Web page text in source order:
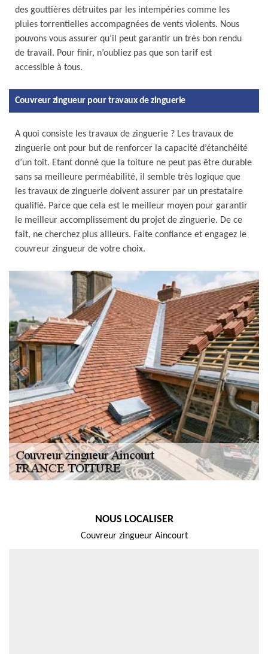
des gouttières détruites par les intempéries comme les
pluies torrentielles accompagnées de vents violents. Nous
pouvons vous assurer qu’il peut garantir un très bon rendu
de travail. Pour finir, n’oubliez pas que son tarif est
accessible à tous.
Couvreur zingueur pour travaux de zinguerie
A quoi consiste les travaux de zinguerie ? Les travaux de
zinguerie ont pour but de renforcer la capacité d’étanchéité
d’un toit. Etant donné que la toiture ne peut pas être durable
sans sa meilleure perméabilité, il semble très logique que
les travaux de zinguerie doivent assurer par un prestataire
qualifié. Parce que cela est le meilleur moyen pour garantir
le meilleur accomplissement du projet de zinguerie. De ce
fait, ne cherchez plus ailleurs. Faite confiance et engagez le
couvreur zingueur de votre choix.
NOUS LOCALISER
Couvreur zingueur Aincourt